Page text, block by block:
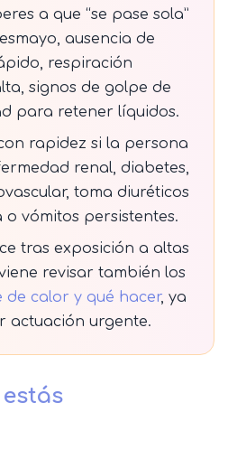
a que “se pase sola”
ausencia de
respiración
signos de golpe de
para retener líquidos.
rapidez si la persona
renal, diabetes,
toma diuréticos
vómitos persistentes.
tras exposición a altas
revisar también los
de calor y qué hacer, ya
actuación urgente.
País
sobre Protección
aquí
y comercial
de enseñanza
del
de
propias y de terceros
servicios
preferencias,
asegurarle el
de las distintas
nuestra página web.